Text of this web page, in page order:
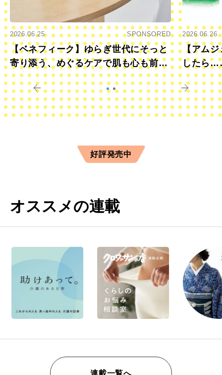
2026.06.25 SPONSORED
【ベネフィーク】ゆらぎ世代にそっと
寄り添う、めぐるケアで肌も心も前向
きに
2026.06.26
【アムジ
したら
すか？
好評発売中
オススメの連載
連載一覧へ